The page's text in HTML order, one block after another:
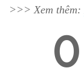
>>> Xem thêm:
0